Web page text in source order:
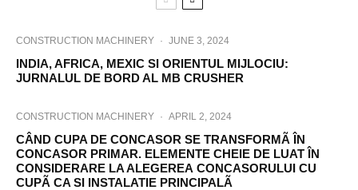
CONSTRUCTION MACHINERY · JUNE 3, 2024
INDIA, AFRICA, MEXIC SI ORIENTUL MIJLOCIU:
JURNALUL DE BORD AL MB CRUSHER
CONSTRUCTION MACHINERY · APRIL 2, 2024
CÂND CUPA DE CONCASOR SE TRANSFORMÃ ÎN
CONCASOR PRIMAR. ELEMENTE CHEIE DE LUAT ÎN
CONSIDERARE LA ALEGEREA CONCASORULUI CU
CUPÃ CA SI INSTALATIE PRINCIPALÃ